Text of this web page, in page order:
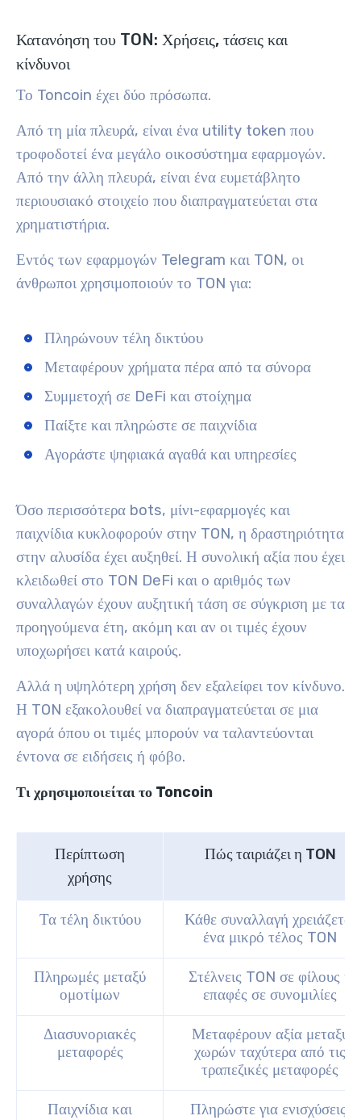
Κατανόηση του TON: Χρήσεις, τάσεις και
κίνδυνοι
Το Toncoin έχει δύο πρόσωπα.
Από τη μία πλευρά, είναι ένα utility token που
τροφοδοτεί ένα μεγάλο οικοσύστημα εφαρμογών.
Από την άλλη πλευρά, είναι ένα ευμετάβλητο
περιουσιακό στοιχείο που διαπραγματεύεται στα
χρηματιστήρια.
Εντός των εφαρμογών Telegram και TON, οι
άνθρωποι χρησιμοποιούν το TON για:
Πληρώνουν τέλη δικτύου
Μεταφέρουν χρήματα πέρα από τα σύνορα
Συμμετοχή σε DeFi και στοίχημα
Παίξτε και πληρώστε σε παιχνίδια
Αγοράστε ψηφιακά αγαθά και υπηρεσίες
Όσο περισσότερα bots, μίνι-εφαρμογές και
παιχνίδια κυκλοφορούν στην TON, η δραστηριότητα
στην αλυσίδα έχει αυξηθεί. Η συνολική αξία που έχει
κλειδωθεί στο TON DeFi και ο αριθμός των
συναλλαγών έχουν αυξητική τάση σε σύγκριση με τα
προηγούμενα έτη, ακόμη και αν οι τιμές έχουν
υποχωρήσει κατά καιρούς.
Αλλά η υψηλότερη χρήση δεν εξαλείφει τον κίνδυνο.
Η TON εξακολουθεί να διαπραγματεύεται σε μια
αγορά όπου οι τιμές μπορούν να ταλαντεύονται
έντονα σε ειδήσεις ή φόβο.
Τι χρησιμοποιείται το Toncoin
Περίπτωση
χρήσης
Πώς ταιριάζει η TON
Τα τέλη δικτύου
Κάθε συναλλαγή χρειάζεται
ένα μικρό τέλος TON
Πληρωμές μεταξύ
ομοτίμων
Στέλνεις TON σε φίλους ή
επαφές σε συνομιλίες
Διασυνοριακές
μεταφορές
Μεταφέρουν αξία μεταξύ
χωρών ταχύτερα από τις
τραπεζικές μεταφορές
Παιχνίδια και
Πληρώστε για ενισχύσεις,